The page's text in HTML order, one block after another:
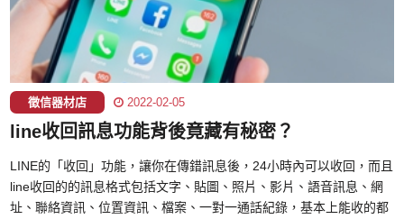
徵信器材店 2022-02-05
line收回訊息功能背後竟藏有秘密？
LINE的「收回」功能，讓你在傳錯訊息後，24小時內可以收回，而且
line收回的的訊息格式包括文字、貼圖、照片、影片、語音訊息、網
址、聯絡資訊、位置資訊、檔案、一對一通話紀錄，基本上能收的都